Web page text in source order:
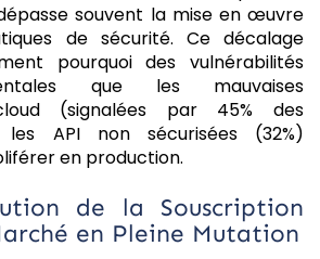
souvent la mise en œuvre
de sécurité. Ce décalage
pourquoi des vulnérabilités
que les mauvaises
(signalées par 45% des
API non sécurisées (32%)
en production.
de la Souscription
en Pleine Mutation